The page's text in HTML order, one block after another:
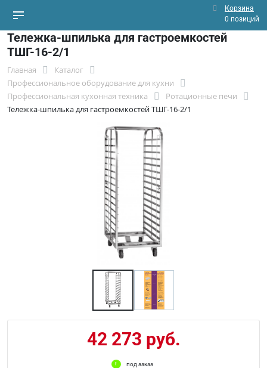
Корзина
0 позиций
Тележка-шпилька для гастроемкостей
ТШГ-16-2/1
Главная
Каталог
Профессиональное оборудование для кухни
Профессиональная кухонная техника
Ротационные печи
Тележка-шпилька для гастроемкостей ТШГ-16-2/1
42 273 руб.
под заказ